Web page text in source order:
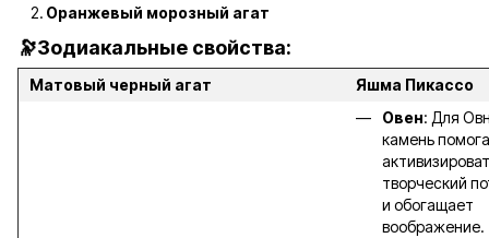
Оранжевый морозный агат
🔭Зодиакальные свойства:
Матовый черный агат Яшма Пикассо
Овен: Для
камень
творческий
и обогащает
воображение.